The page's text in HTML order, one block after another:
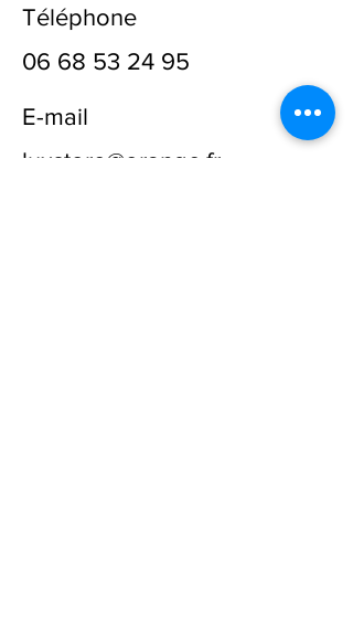
Téléphone
06 68 53 24 95
E-mail
luxstore@orange.fr